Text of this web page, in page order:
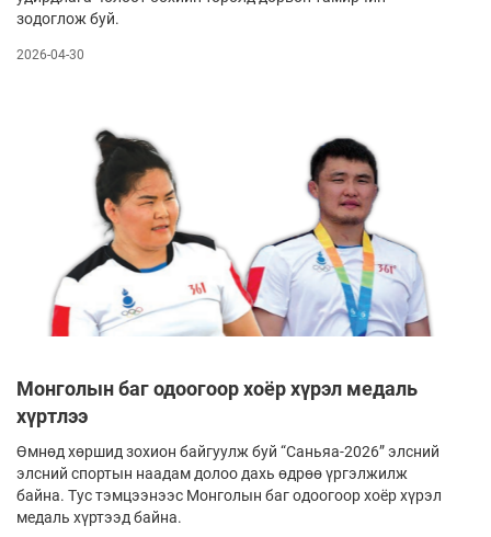
зодоглож буй.
2026-04-30
Монголын баг одоогоор хоёр хүрэл медаль
хүртлээ
Өмнөд хөршид зохион байгуулж буй “Саньяа-2026” элсний
элсний спортын наадам долоо дахь өдрөө үргэлжилж
байна. Тус тэмцээнээс Монголын баг одоогоор хоёр хүрэл
медаль хүртээд байна.